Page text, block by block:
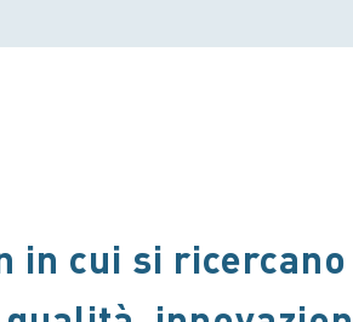
in cui si